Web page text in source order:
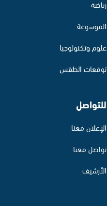
رياضة
الموسوعة
علوم وتكنولوجيا
توقعات الطقس
للتواصل
الإعلان معنا
تواصل معنا
الأرشيف